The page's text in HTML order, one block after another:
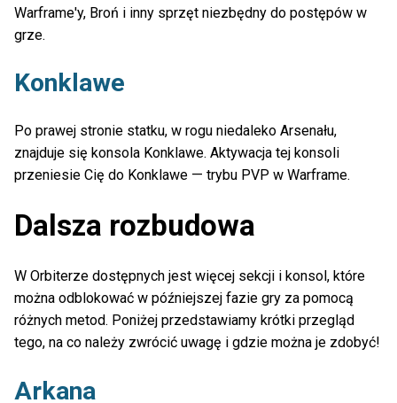
Warframe'y, Broń i inny sprzęt niezbędny do postępów w
grze.
Konklawe
Po prawej stronie statku, w rogu niedaleko Arsenału,
znajduje się konsola Konklawe. Aktywacja tej konsoli
przeniesie Cię do Konklawe — trybu PVP w Warframe.
Dalsza rozbudowa
W Orbiterze dostępnych jest więcej sekcji i konsol, które
można odblokować w późniejszej fazie gry za pomocą
różnych metod. Poniżej przedstawiamy krótki przegląd
tego, na co należy zwrócić uwagę i gdzie można je zdobyć!
Arkana